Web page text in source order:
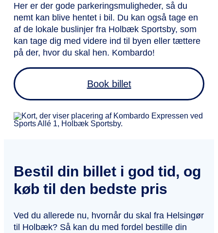
Her er der gode parkeringsmuligheder, så du
nemt kan blive hentet i bil. Du kan også tage en
af de lokale buslinjer fra Holbæk Sportsby, som
kan tage dig med videre ind til byen eller tættere
på der, hvor du skal hen. Kombardo!
Book billet
Bestil din billet i god tid, og
køb til den bedste pris
Ved du allerede nu, hvornår du skal fra Helsingør
til Holbæk? Så kan du med fordel bestille din